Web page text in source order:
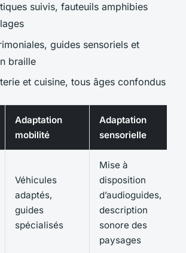
suivis, fauteuils amphibies
guides sensoriels et
braille
et cuisine, tous âges confondus
Adaptation
mobilité
Adaptation
sensorielle
Véhicules
adaptés,
guides
spécialisés
Mise à
disposition
d’audioguides,
description
sonore des
paysages